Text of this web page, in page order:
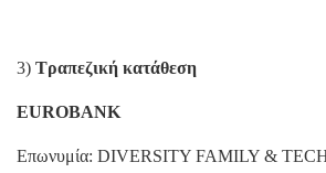
3) Τραπεζική κατάθεση
EUROBANK
Επωνυμία: DIVERSITY FAMILY &